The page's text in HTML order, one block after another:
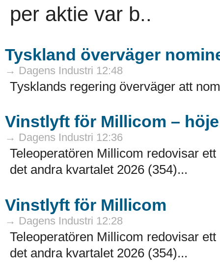
per aktie var b..
Tyskland överväger
→ Dagens Industri 12:48
Tysklands regering överväger att
Vinstlyft för Millicom –
→ Dagens Industri 12:36
Teleoperatören Millicom redovisar
det andra kvartalet 2026 (354)...
Vinstlyft för Millicom
→ Dagens Industri 12:28
Teleoperatören Millicom redovisar
det andra kvartalet 2026 (354)...